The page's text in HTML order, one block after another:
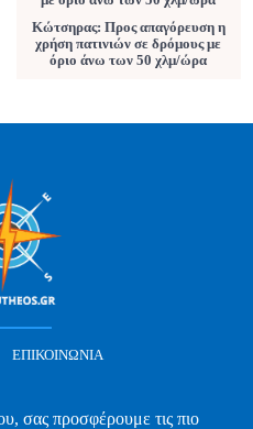
Κώτσηρας: Προς απαγόρευση η
χρήση πατινιών σε δρόμους με
όριο άνω των 50 χλμ/ώρα
ΕΠΙΚΟΙΝΩΝΊΑ
σας προσφέρουμε τις πιο